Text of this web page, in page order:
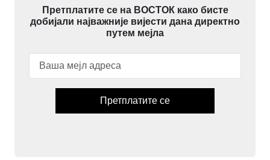
Претплатите се на ВОСТОК како бисте
добијали најважније вијести дана директно
путем мејла
Претплатите се